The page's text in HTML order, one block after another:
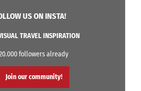
US ON INSTA!
TRAVEL INSPIRATION
followers already
Join our community!